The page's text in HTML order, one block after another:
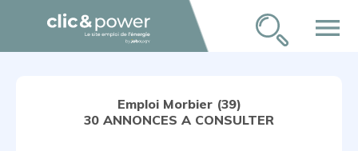
menu
Emploi Morbier (39)
30 ANNONCES A CONSULTER